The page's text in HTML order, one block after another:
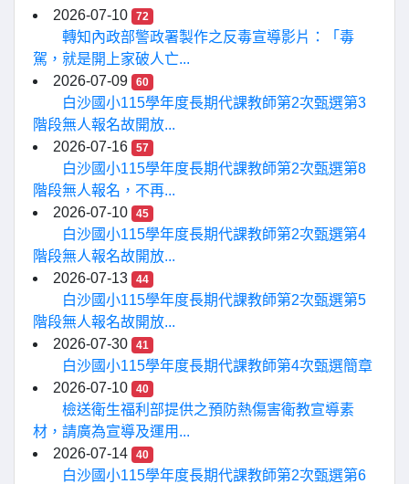
2026-07-10 72
轉知內政部警政署製作之反毒宣導影片：「毒
駕，就是開上家破人亡...
2026-07-09
60
白沙國小115學年度長期代課教師第2次甄選第3
階段無人報名故開放...
2026-07-16
57
白沙國小115學年度長期代課教師第2次甄選第8
階段無人報名，不再...
2026-07-10
45
白沙國小115學年度長期代課教師第2次甄選第4
階段無人報名故開放...
2026-07-13
44
白沙國小115學年度長期代課教師第2次甄選第5
階段無人報名故開放...
2026-07-30
41
白沙國小115學年度長期代課教師第4次甄選簡章
2026-07-10
40
檢送衛生福利部提供之預防熱傷害衛教宣導素
材，請廣為宣導及運用...
2026-07-14
40
白沙國小115學年度長期代課教師第2次甄選第6